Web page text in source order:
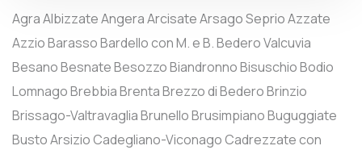
AgraAlbizzateAngeraArcisateArsago SeprioAzzate
AzzioBarassoBardello con M. e B.Bedero Valcuvia
BesanoBesnateBesozzoBiandronnoBisuschioBodio
LomnagoBrebbiaBrentaBrezzo di BederoBrinzio
Brissago-ValtravagliaBrunelloBrusimpianoBuguggiate
Busto Arsizio Cadegliano-Viconago Cadrezzate con